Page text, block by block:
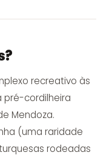
recreativo às
pré-cordilheira
Mendoza.
(uma raridade
rodeadas